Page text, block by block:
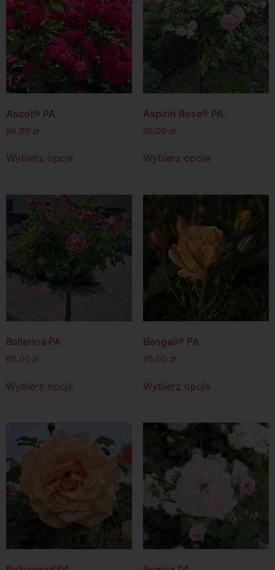
Ascot® PA
86.00 zł
Wybierz opcje
Aspirin Rose® PA
86.00 zł
Wybierz opcje
Ballerina PA
86.00 zł
Wybierz opcje
Bengali® PA
95.00 zł
Wybierz opcje